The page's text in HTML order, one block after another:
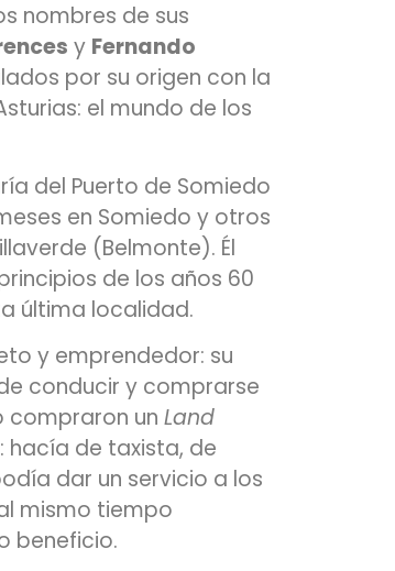
nombres de sus
y Fernando
por su origen con la
el mundo de los
del Puerto de Somiedo
en Somiedo y otros
(Belmonte). Él
de los años 60
última localidad.
y emprendedor: su
conducir y comprarse
compraron un Land
de taxista, de
dar un servicio a los
mismo tiempo
beneficio.